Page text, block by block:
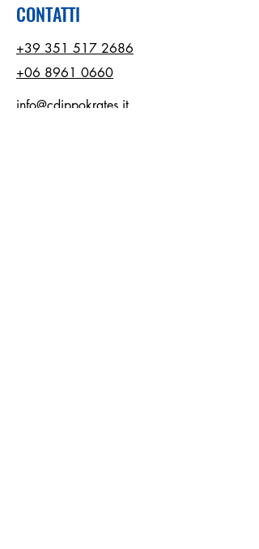
CONTATTI
+39 351 517 2686
+06 8961 0660
info@cdippokrates.it